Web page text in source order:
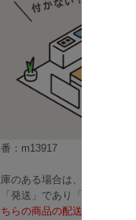
：m13917
のある場合は、3～5営業日
「発送」であり「お届け」
らの商品の配送料は無料と